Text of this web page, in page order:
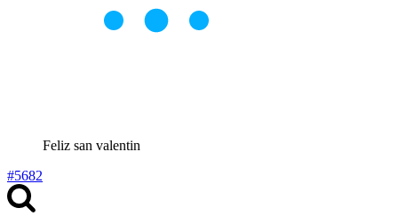
Feliz san valentin
#5682